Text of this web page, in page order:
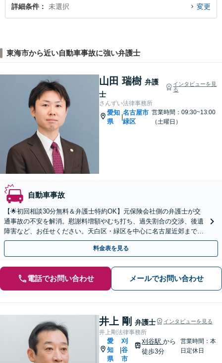
詳細条件 未選択 変更
東海市から近い自動車事故に強い弁護士
山田 瑞樹 弁護
士
インタビューを見
る
さんずい法律事務所
愛知
県
名古屋市
緑区
営業時間：09:30~13:00
（土曜日）
自動車事故
【🌟初回相談30分無料＆弁護士特約OK】元保険会社側の弁護士が交
通事故の不安を解消。慰謝料増額やむち打ち、過失割合の交渉、後遺
障害など、お任せください。天白区・緑区を中心に名古屋近郊まで地
域密着で対応。【夜間・土曜日面談OK｜駐車場完備】
料金表を見る
電話でお問い合わせ メールでお問い合わせ
井上 剛 弁護士 インタビューを見る
井上剛法律事務所
愛
知
県
刈
谷
市
刈谷駅から
徒歩3分
営業時間：本
日定休日